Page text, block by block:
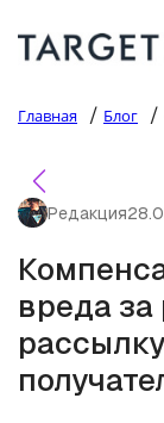
Главная / Блог /
Редакция
вреда